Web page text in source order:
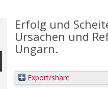
Erfolg und
Ursachen und
Ungarn.
Export/share